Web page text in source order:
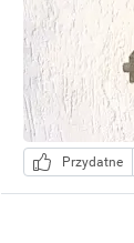
Przydatne